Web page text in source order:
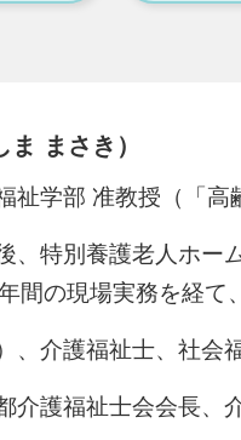
ま まさき）
祉学部 准教授（「高
、特別養護老人ホー
間の現場実務を経
、介護福祉士、社会
介護福祉士会会長